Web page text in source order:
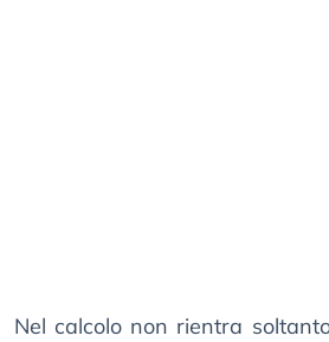
Nel calcolo non rientra